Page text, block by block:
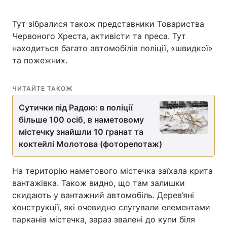
Тут зібралися також представники Товариства
Червоного Хреста, активісти та преса. Тут
находиться багато автомобілів поліції, «швидкої»
та пожежних.
ЧИТАЙТЕ ТАКОЖ
Сутички під Радою: в поліції
більше 100 осіб, в наметовому
містечку знайшли 10 гранат та
коктейлі Молотова (фоторепотаж)
На територію наметового містечка заїхала крита
вантажівка. Також видно, що там залишки
скидають у вантажний автомобіль. Дерев’яні
конструкції, які очевидно слугували елементами
парканів містечка, зараз звалені до купи біля